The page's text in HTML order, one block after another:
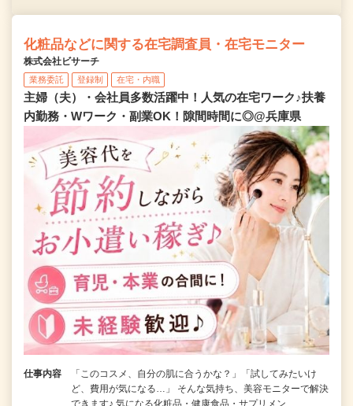
化粧品などに関する在宅調査員・在宅モニター
株式会社ビサーチ
業務委託 登録制 在宅・内職
主婦（夫）・会社員多数活躍中！人気の在宅ワーク♪扶養
内勤務・Wワーク・副業OK！隙間時間に◎@兵庫県
仕事内容
「このコスメ、自分の肌に合うかな？」「試してみたいけ
ど、費用が気になる…」 そんな気持ち、美容モニターで解決